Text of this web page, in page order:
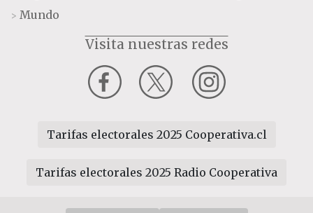
> Mundo
Visita nuestras redes
Tarifas electorales 2025 Cooperativa.cl
Tarifas electorales 2025 Radio Cooperativa